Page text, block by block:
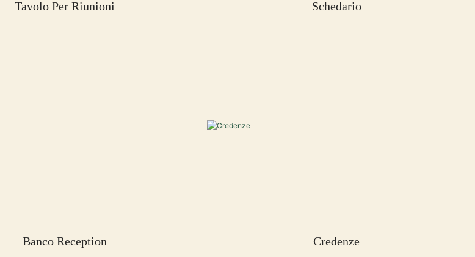
Tavolo Per Riunioni Schedario
Banco Reception Credenze